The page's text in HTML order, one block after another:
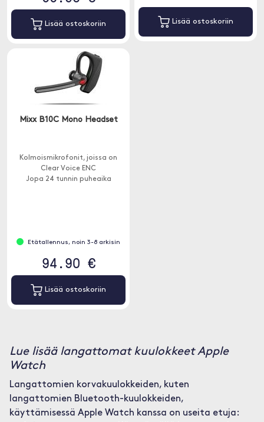
Lisää ostoskoriin Lisää ostoskoriin
Mixx B10C Mono Headset
Kolmoismikrofonit, joissa on
Clear Voice ENC
Jopa 24 tunnin puheaika
Etätallennus, noin 3-8 arkisin
94.90 €
Lisää ostoskoriin
Lue lisää langattomat kuulokkeet Apple
Watch
Langattomien korvakuulokkeiden, kuten
langattomien Bluetooth-kuulokkeiden,
käyttämisessä Apple Watch kanssa on useita etuja: